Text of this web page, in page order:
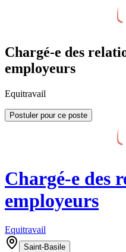
Chargé-e des
employeurs
Equitravail
Postuler pour ce poste
Chargé-e des
employeurs
Equitravail
Saint-Basile